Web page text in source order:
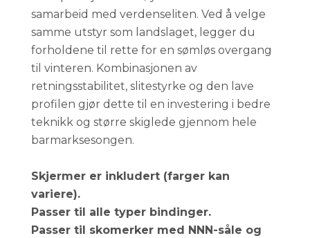
samarbeid med verdenseliten. Ved å velge
samme utstyr som landslaget, legger du
forholdene til rette for en sømløs overgang
til vinteren. Kombinasjonen av
retningsstabilitet, slitestyrke og den lave
profilen gjør dette til en investering i bedre
teknikk og større skiglede gjennom hele
barmarksesongen.
Skjermer er inkludert (farger kan
variere).
Passer til alle typer bindinger.
Passer til skomerker med NNN-såle og